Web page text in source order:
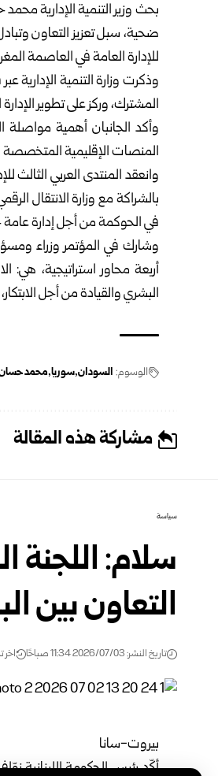
بحث وزير التنمية الإداريةمحمد
ضحية، سبل تعزيز التعاون
للإدارة العامة في العاصمة
وذكرت وزارة التنمية الإدارية
المشترك، وركز على تطوير
وأكد الجانبان أهمية مواصلة
المنصات الإقليمية المتخصصة
وانعقد المنتدى العربي الثالث
في الحوكمة من أجل إدارة
وشارك في المؤتمر وزراء
أربعة محاور استراتيجية، هي:
البشري والقيادة من أجل
الوسوم: السودان سوريا محمد
مشاركة هذه المقالة
سياسة
سلام: اللجنة
التعاون بين
تاريخ النشر: 2026/07/03 11:34 صباحًا اخر تحديث:
بيروت-سانا
أكّد رئيس الحكومة اللبنانية